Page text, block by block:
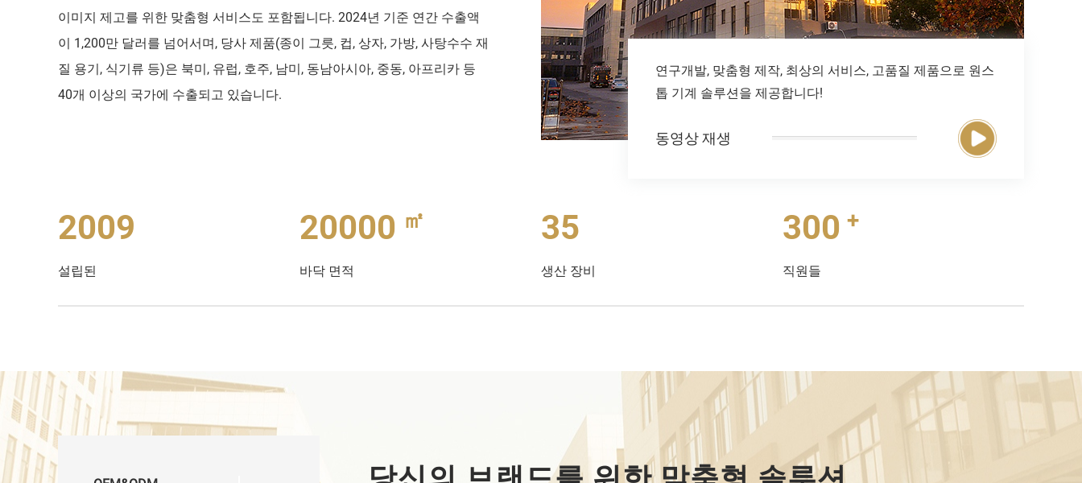
이미지 제고를 위한 맞춤형 서비스도 포함됩니다. 2024년 기준 연간 수출액
이 1,200만 달러를 넘어서며, 당사 제품(종이 그릇, 컵, 상자, 가방, 사탕수수 재
질 용기, 식기류 등)은 북미, 유럽, 호주, 남미, 동남아시아, 중동, 아프리카 등
40개 이상의 국가에 수출되고 있습니다.
연구개발, 맞춤형 제작, 최상의 서비스, 고품질 제품으로 원스
톱 기계 솔루션을 제공합니다!
동영상 재생
2009
설립된
20000 ㎡
바닥 면적
35
생산 장비
300 +
직원들